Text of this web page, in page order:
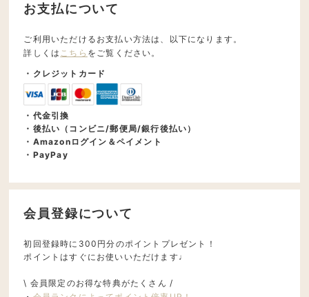
お支払について
ご利用いただけるお支払い方法は、以下になります。
詳しくは こちら をご覧ください。
・クレジットカード
・代金引換
・後払い（コンビニ/郵便局/銀行後払い）
・Amazonログイン＆ペイメント
・PayPay
会員登録について
初回登録時に300円分のポイントプレゼント！
ポイントはすぐにお使いいただけます♩
\ 会員限定のお得な特典がたくさん /